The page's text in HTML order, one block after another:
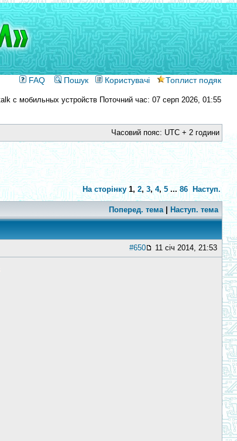
FAQ Пошук Користувачі Топлист подяк
Поточний час: 07 серп 2026, 01:55
Часовий пояс: UTC + 2 години
На сторінку 1, 2, 3,4, 5 ...86 Наступ.
Поперед. тема| Наступ. тема
#650 11 січ 2014, 21:53